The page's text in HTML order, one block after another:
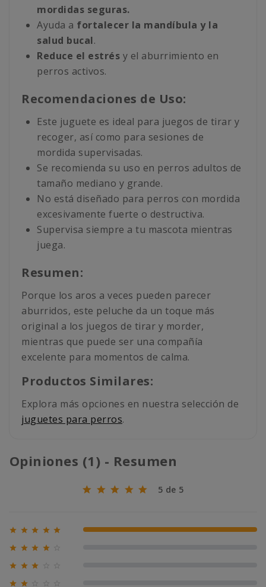
mordidas seguras.
Ayuda a fortalecer la mandíbula y la
salud bucal.
Reduce el estrés y el aburrimiento en
perros activos.
Recomendaciones de Uso:
Este juguete es ideal para juegos de tirar y
recoger, así como para sesiones de
mordida supervisadas.
Se recomienda su uso en perros adultos de
tamaño mediano y grande.
No está diseñado para perros con mordida
excesivamente fuerte o destructiva.
Supervisa siempre a tu mascota mientras
juega.
Resumen:
Porque los aros a veces pueden parecer
aburridos, este peluche da un toque más
original a los juegos de tirar y morder,
mientras que puede ser una compañía
excelente para momentos de calma.
Productos Similares:
Explora más opciones en nuestra selección de
juguetes para perros.
Opiniones (1) - Resumen
5 de 5
     100% (1)
   
  
 